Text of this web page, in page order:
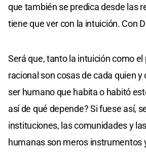
que también se predica desde las
tiene que ver con la intuición. Con
Será que, tanto la intuición como
racional son cosas de cada quien y
ser humano que habita o habitó
así de qué depende? Si fuese así,
instituciones, las comunidades y
humanas son meros instrumentos